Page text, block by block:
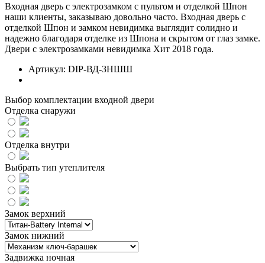
Входная дверь с электрозамком с пультом и отделкой Шпон
наши клиенты, заказываю довольно часто. Входная дверь с
отделкой Шпон и замком невидимка выглядит солидно и
надежно благодаря отделке из Шпона и скрытом от глаз замке.
Двери с электрозамками невидимка Хит 2018 года.
Артикул: DIP-ВД-ЗНШШ
Выбор комплектации входной двери
Отделка снаружи
Отделка внутри
Выбрать тип утеплителя
Замок верхний
Замок нижний
Задвижка ночная